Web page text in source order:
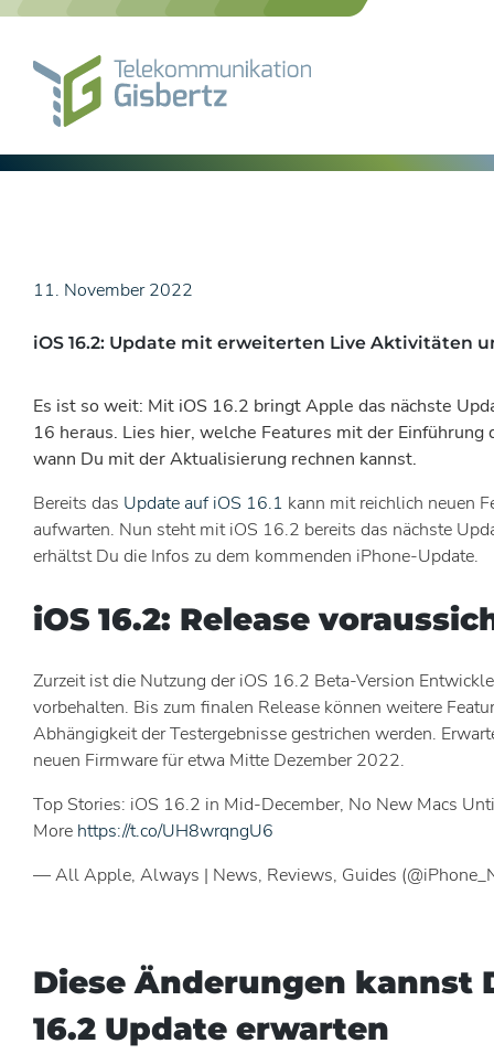
Skip
11. November 2022
iOS 16.2: Update mit erweiterten Live Aktivitäten
Es ist so weit: Mit iOS 16.2 bringt Apple das nächste
16 heraus. Lies hier, welche Features mit der Einführung
wann Du mit der Aktualisierung rechnen kannst.
Bereits das Update auf iOS 16.1 kann mit reichlich neuen
aufwarten. Nun steht mit iOS 16.2 bereits das nächste
erhältst Du die Infos zu dem kommenden iPhone-Update.
iOS 16.2: Release
Zurzeit ist die Nutzung der iOS 16.2 Beta-Version
vorbehalten. Bis zum finalen Release können weitere
Abhängigkeit der Testergebnisse gestrichen werden.
neuen Firmware für etwa Mitte Dezember 2022.
Top Stories: iOS 16.2 in Mid-December, No New Macs
More https://t.co/UH8wrqngU6
— All Apple, Always | News, Reviews, Guides
Diese Änderungen kannst
16.2 Update erwarten